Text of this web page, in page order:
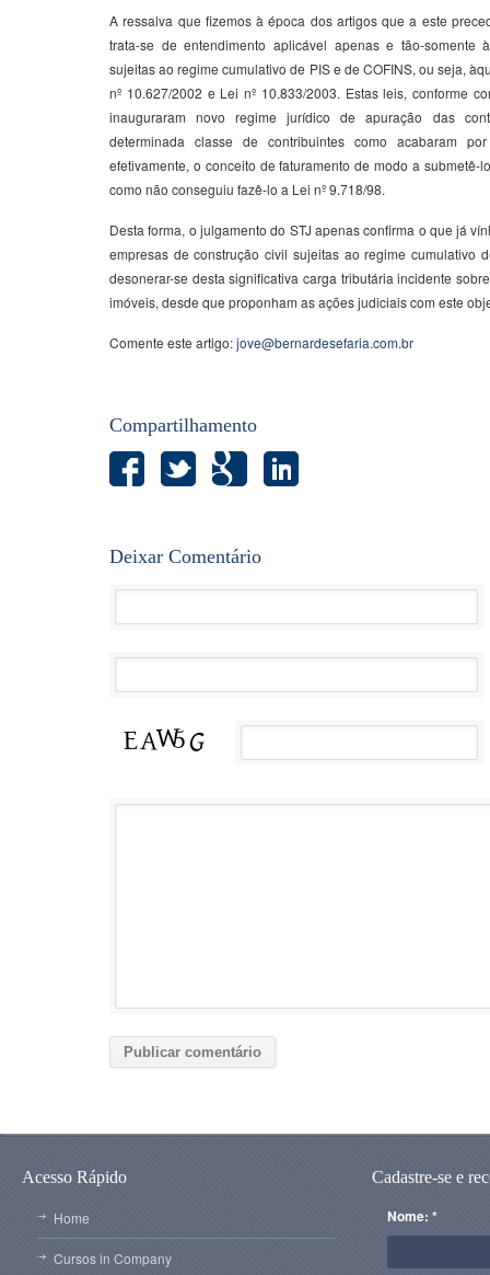
A ressalva que fizemos à época dos artigos que a este
trata-se de entendimento aplicável apenas e tão-somente
sujeitas ao regime cumulativo de PIS e de COFINS, ou seja,
nº 10.627/2002 e Lei nº 10.833/2003. Estas leis, conforme
inauguraram novo regime jurídico de apuração das
determinada classe de contribuintes como acabaram
efetivamente, o conceito de faturamento de modo a
como não conseguiu fazê-lo a Lei nº 9.718/98.
Desta forma, o julgamento do STJ apenas confirma o que já
empresas de construção civil sujeitas ao regime cumulativo
desonerar-se desta significativa carga tributária incidente
imóveis, desde que proponham as ações judiciais com este
Comente este artigo:jove@bernardesefaria.com.br
Compartilhamento
Deixar Comentário
Acesso Rápido
Home
Cursos in Company
Cadastre-se e
Nome: *